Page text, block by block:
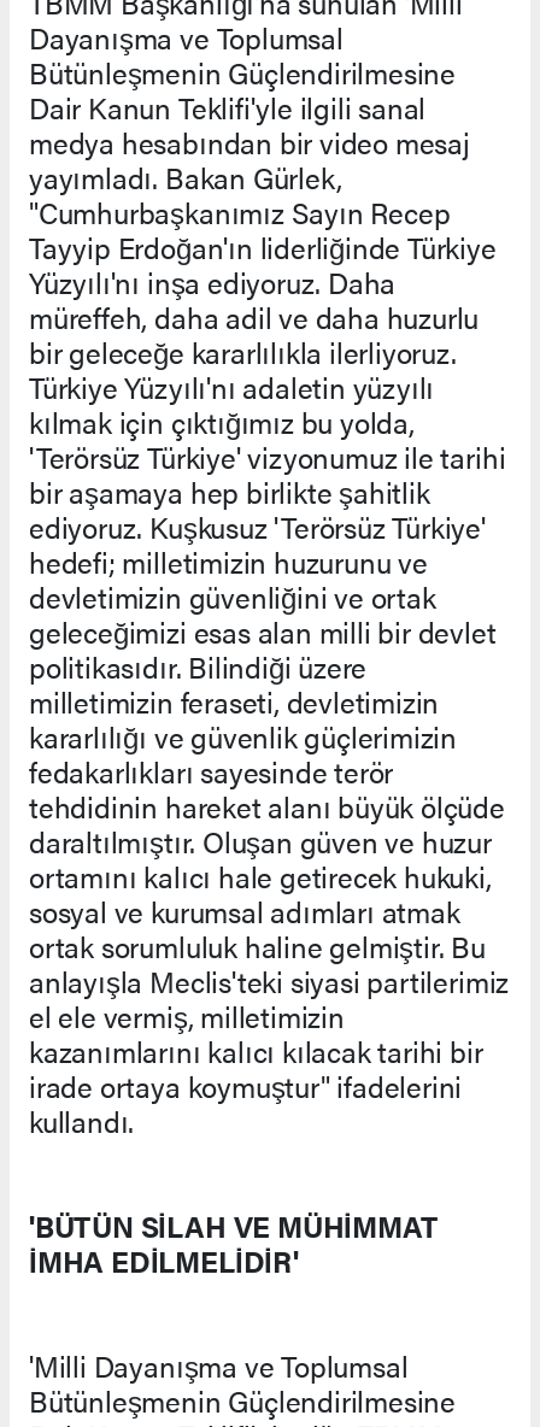
Dayanışma ve Toplumsal
Bütünleşmenin Güçlendirilmesine
Dair Kanun Teklifi'yle ilgili sanal
medya hesabından bir video mesaj
yayımladı. Bakan Gürlek,
"Cumhurbaşkanımız Sayın Recep
Tayyip Erdoğan'ın liderliğinde Türkiye
Yüzyılı'nı inşa ediyoruz. Daha
müreffeh, daha adil ve daha huzurlu
bir geleceğe kararlılıkla ilerliyoruz.
Türkiye Yüzyılı'nı adaletin yüzyılı
kılmak için çıktığımız bu yolda,
'Terörsüz Türkiye' vizyonumuz ile tarihi
bir aşamaya hep birlikte şahitlik
ediyoruz. Kuşkusuz 'Terörsüz Türkiye'
hedefi; milletimizin huzurunu ve
devletimizin güvenliğini ve ortak
geleceğimizi esas alan milli bir devlet
politikasıdır. Bilindiği üzere
milletimizin feraseti, devletimizin
kararlılığı ve güvenlik güçlerimizin
fedakarlıkları sayesinde terör
tehdidinin hareket alanı büyük ölçüde
daraltılmıştır. Oluşan güven ve huzur
ortamını kalıcı hale getirecek hukuki,
sosyal ve kurumsal adımları atmak
ortak sorumluluk haline gelmiştir. Bu
anlayışla Meclis'teki siyasi partilerimiz
el ele vermiş, milletimizin
kazanımlarını kalıcı kılacak tarihi bir
irade ortaya koymuştur" ifadelerini
kullandı.
'BÜTÜN SİLAH VE MÜHİMMAT
İMHA EDİLMELİDİR'
'Milli Dayanışma ve Toplumsal
Bütünleşmenin Güçlendirilmesine